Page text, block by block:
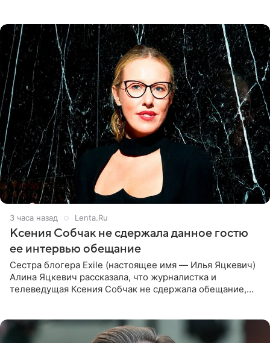
3 часа назад Lenta.Ru
Ксения Собчак не сдержала данное гостю
ее интервью обещание
Сестра блогера Exile (настоящее имя — Илья Яцкевич)
Алина Яцкевич рассказала, что журналистка и
телеведущая Ксения Собчак не сдержала обещание,